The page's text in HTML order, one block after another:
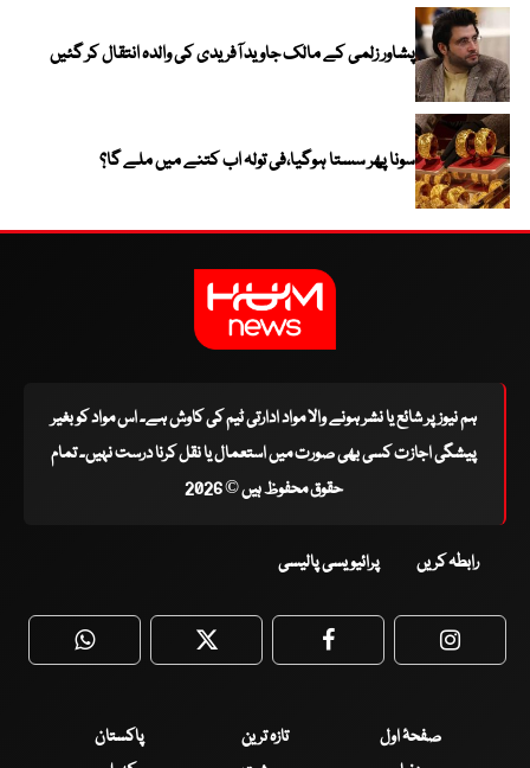
پشاور زلمی کے مالک جاوید آفریدی کی والدہ انتقال کر گئیں
سونا پھر سستا ہوگیا،فی تولہ اب کتنے میں ملے گا؟
ہم نیوز پر شائع یا نشر ہونے والا مواد ادارتی ٹیم کی کاوش ہے۔ اس مواد کو بغیر
پیشگی اجازت کسی بھی صورت میں استعمال یا نقل کرنا درست نہیں۔ تمام
حقوق محفوظ ہیں © 2026
رابطہ کریں پرائیویسی پالیسی
WhatsApp Twitter Facebook
صفحۂ اول تازہ ترین
پاکستان